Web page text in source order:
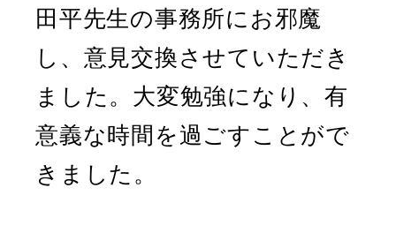
田平先生の事務所にお邪魔
し、意見交換させていただき
ました。大変勉強になり、有
意義な時間を過ごすことがで
きました。